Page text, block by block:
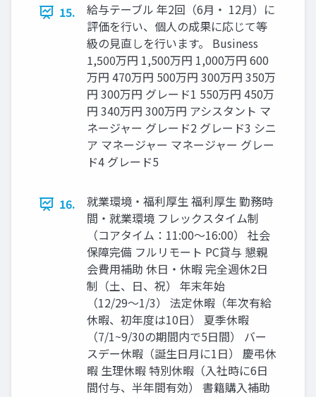
15.
給与テーブル 年2回（6月・ 12月）に
評価を行い、個人の成果に応じて等
級の見直しを行います。 Business
1,500万円 1,500万円 1,000万円 600
万円 470万円 500万円 300万円 350万
円 300万円 グレード1 550万円 450万
円 340万円 300万円 アシスタント マ
ネージャー グレード2 グレード3 シニ
ア マネージャー マネージャー グレー
ド4 グレード5
16.
就業環境・福利厚生 福利厚生 勤務時
間・就業環境 フレックスタイム制
（コアタイム：11:00〜16:00） 社会
保障完備 フルリモート PC貸与 懇親
会費用補助 休日・休暇 完全週休2日
制（土、日、祝） 年末年始
（12/29〜1/3） 法定休暇（年次有給
休暇、初年度は10日） 夏季休暇
（7/1~9/30の期間内で5日間） バー
スデー休暇（誕生日月に1日） 慶弔休
暇 生理休暇 特別休暇（入社時に6日
間付与、半年間有効） 書籍購入補助